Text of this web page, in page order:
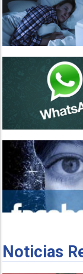
Noticias